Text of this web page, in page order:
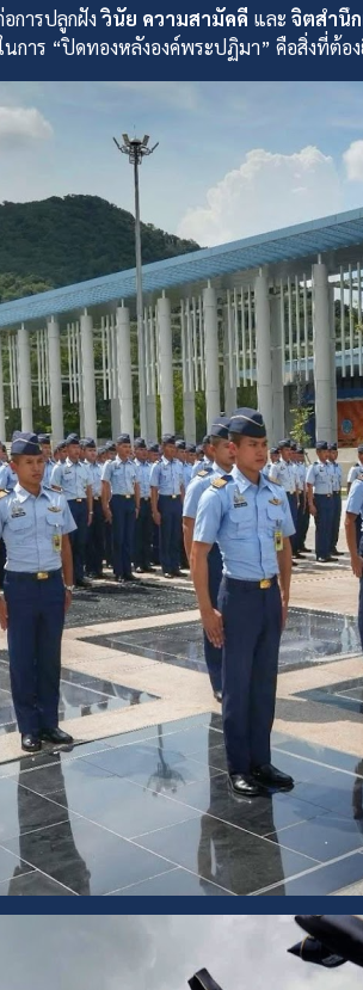
การปลูกฝังวินัย ความสามัคคี และ จิตสำนึ
นการ “ปิดทองหลังองค์พระปฏิมา” คือสิ่งที่ต้